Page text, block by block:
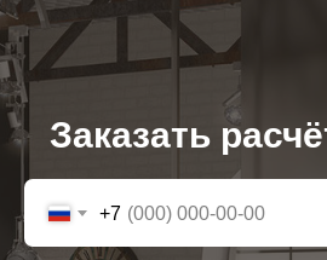
Заказать
+7